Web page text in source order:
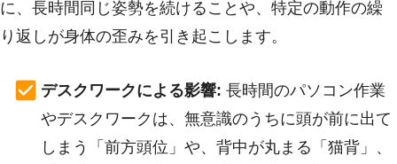
に、長時間同じ姿勢を続けることや、特定の動作の繰
り返しが身体の歪みを引き起こします。
デスクワークによる影響: 長時間のパソコン作業
やデスクワークは、無意識のうちに頭が前に出て
しまう「前方頭位」や、背中が丸まる「猫背」、